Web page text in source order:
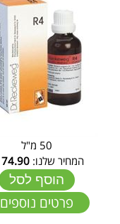
50 מ"ל
המחיר שלנו:74.90
הוסף לסל
פרטים נוספים